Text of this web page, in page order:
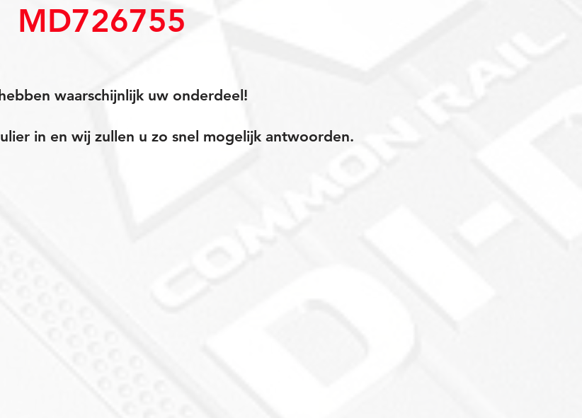
MD726755
waarschijnlijk uw onderdeel!
in en wij zullen u zo snel mogelijk antwoorden.